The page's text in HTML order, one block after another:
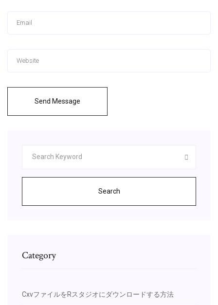
Send Message
Search
Category
CxvファイルをRスタジオにダウンロードする方法